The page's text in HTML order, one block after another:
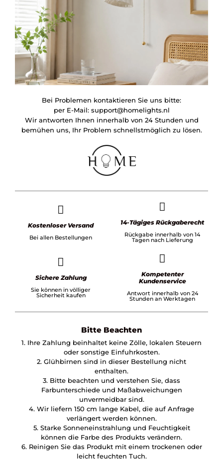
Bei Problemen kontaktieren Sie uns bitte:
per E-Mail: support@homelights.nl
Wir antworten Ihnen innerhalb von 24 Stunden und
bemühen uns, Ihr Problem schnellstmöglich zu lösen.
Kostenloser Versand
Bei allen Bestellungen
14-Tägiges Rückgaberecht
Rückgabe innerhalb von 14
Tagen nach Lieferung
Sichere Zahlung
Sie können in völliger
Sicherheit kaufen
Kompetenter
Kundenservice
Antwort innerhalb von 24
Stunden an Werktagen
Bitte Beachten
1. Ihre Zahlung beinhaltet keine Zölle, lokalen Steuern
oder sonstige Einfuhrkosten.
2. Glühbirnen sind in dieser Bestellung nicht
enthalten.
3. Bitte beachten und verstehen Sie, dass
Farbunterschiede und Maßabweichungen
unvermeidbar sind.
4. Wir liefern 150 cm lange Kabel, die auf Anfrage
verlängert werden können.
5. Starke Sonneneinstrahlung und Feuchtigkeit
können die Farbe des Produkts verändern.
6. Reinigen Sie das Produkt mit einem trockenen oder
leicht feuchten Tuch.